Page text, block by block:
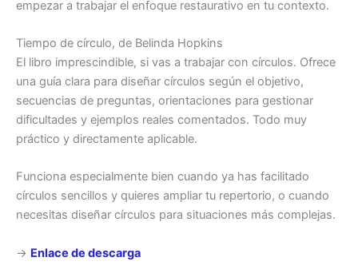
empezar a trabajar el enfoque restaurativo en tu contexto.
Tiempo de círculo, de Belinda Hopkins
El libro imprescindible, si vas a trabajar con círculos. Ofrece
una guía clara para diseñar círculos según el objetivo,
secuencias de preguntas, orientaciones para gestionar
dificultades y ejemplos reales comentados. Todo muy
práctico y directamente aplicable.
Funciona especialmente bien cuando ya has facilitado
círculos sencillos y quieres ampliar tu repertorio, o cuando
necesitas diseñar círculos para situaciones más complejas.
→ Enlace de descarga